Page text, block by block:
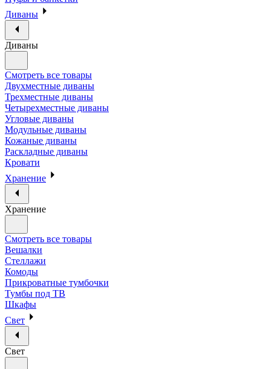
Диваны
Диваны
Смотреть все товары
Двухместные диваны
Трехместные диваны
Четырехместные диваны
Угловые диваны
Модульные диваны
Кожаные диваны
Раскладные диваны
Кровати
Хранение
Хранение
Смотреть все товары
Вешалки
Стеллажи
Комоды
Прикроватные тумбочки
Тумбы под ТВ
Шкафы
Свет
Свет